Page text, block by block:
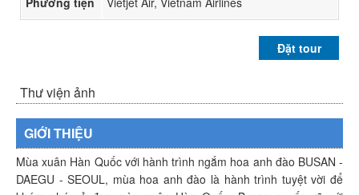
Đặt tour
Thư viện ảnh
GIỚI THIỆU
Mùa xuân Hàn Quốc với hành trình ngắm hoa anh đào BUSAN -
DAEGU - SEOUL, mùa hoa anh đào là hành trình tuyệt vời để